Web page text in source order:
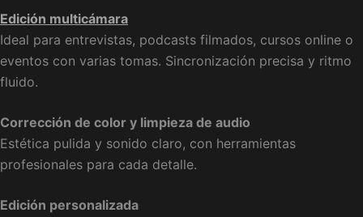
Edición multicámara
Ideal para entrevistas, podcasts filmados, cursos online o
eventos con varias tomas. Sincronización precisa y ritmo
fluido.
Corrección de color y limpieza de audio
Estética pulida y sonido claro, con herramientas
profesionales para cada detalle.
Edición personalizada